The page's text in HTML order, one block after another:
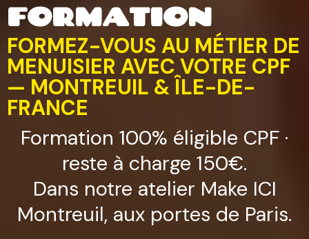
FORMATION
FORMEZ-VOUS AU MÉTIER DE
MENUISIER AVEC VOTRE CPF
— MONTREUIL & ÎLE-DE-
FRANCE
Formation 100% éligible CPF ·
reste à charge 150€.
Dans notre atelier Make ICI
Montreuil, aux portes de Paris.